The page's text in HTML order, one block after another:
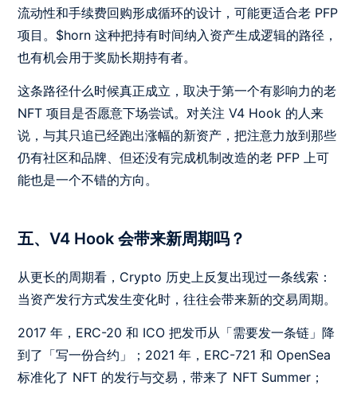
流动性和手续费回购形成循环的设计，可能更适合老 PFP
项目。$horn 这种把持有时间纳入资产生成逻辑的路径，
也有机会用于奖励长期持有者。
这条路径什么时候真正成立，取决于第一个有影响力的老
NFT 项目是否愿意下场尝试。对关注 V4 Hook 的人来
说，与其只追已经跑出涨幅的新资产，把注意力放到那些
仍有社区和品牌、但还没有完成机制改造的老 PFP 上可
能也是一个不错的方向。
五、V4 Hook 会带来新周期吗？
从更长的周期看，Crypto 历史上反复出现过一条线索：
当资产发行方式发生变化时，往往会带来新的交易周期。
2017 年，ERC-20 和 ICO 把发币从「需要发一条链」降
到了「写一份合约」；2021 年，ERC-721 和 OpenSea
标准化了 NFT 的发行与交易，带来了 NFT Summer；